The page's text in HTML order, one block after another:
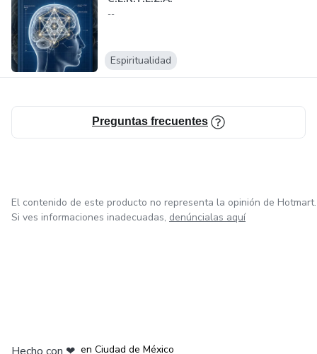
--
Espiritualidad
Preguntas frecuentes
El contenido de este producto no representa la opinión de Hotmart.
Si ves informaciones inadecuadas, denúncialas aquí
en Ciudad de México